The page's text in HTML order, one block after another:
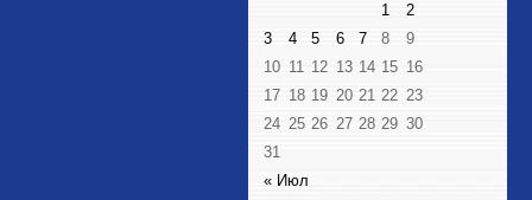
« Июл
1
2
3
4 5 6 7 8
9
10 11 12 13 14 15 16
17 18 19 20 21 22 23
24 25 26 27 28 29 30
31